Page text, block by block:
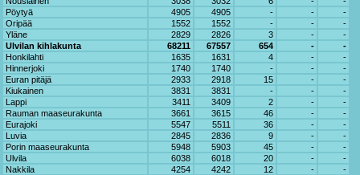
Pöytyä
4905 4905 - -
-
Oripää
1552 1552 - -
-
Yläne
2829 2826 3 -
-
Ulvilan kihlakunta
68211 67557 654 -
-
Honkilahti
1635 1631 4 -
-
Hinnerjoki
1740 1740 - -
-
Euran pitäjä
2933 2918 15 -
-
Kiukainen
3831 3831 - -
-
Lappi
3411 3409 2 -
-
Rauman maaseurakunta
3661 3615 46 -
-
Eurajoki
5547 5511 36 -
-
Luvia
2845 2836 9 -
-
Porin maaseurakunta
5948 5903 45 -
-
Ulvila
6038 6018 20 -
-
Nakkila
4254 4242 12 -
-